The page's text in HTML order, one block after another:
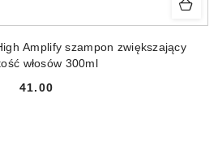
Amplify szampon zwiększający
włosów 300ml
Cena:
41.00